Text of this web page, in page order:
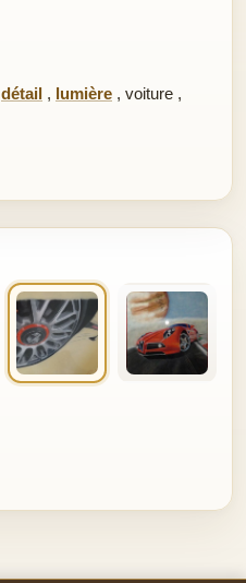
détail , lumière , voiture ,